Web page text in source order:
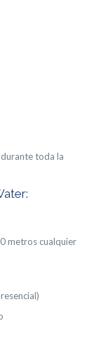
toda la
metros cualquier